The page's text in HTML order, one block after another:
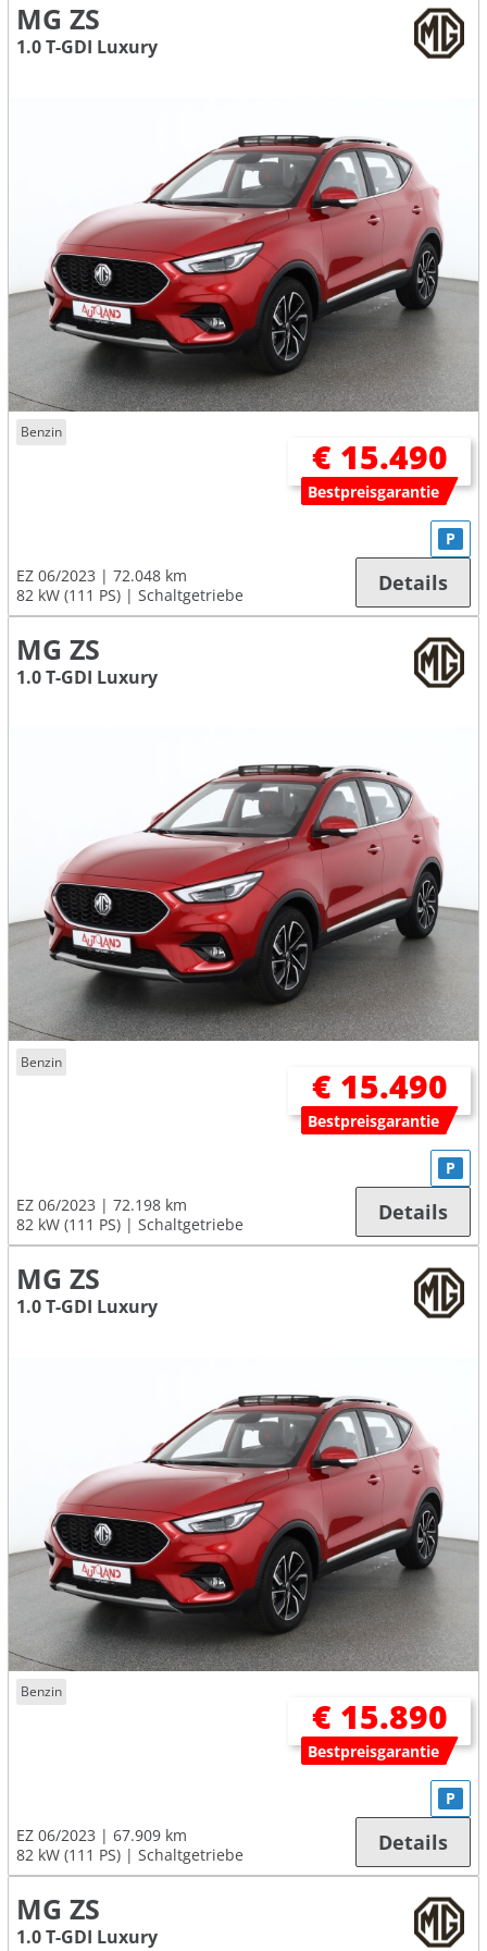
MG ZS
1.0 T-GDI Luxury
Benzin
€ 15.490
Bestpreisgarantie
EZ 06/2023
72.048 km
82 kW (111 PS)
Schaltgetriebe
P
Details
MG ZS
1.0 T-GDI Luxury
Benzin
€ 15.490
Bestpreisgarantie
EZ 06/2023
72.198 km
82 kW (111 PS)
Schaltgetriebe
P
Details
MG ZS
1.0 T-GDI Luxury
Benzin
€ 15.890
Bestpreisgarantie
EZ 06/2023
67.909 km
82 kW (111 PS)
Schaltgetriebe
P
Details
MG ZS
1.0 T-GDI Luxury